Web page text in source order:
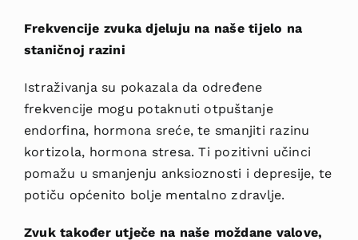
Frekvencije zvuka djeluju na naše tijelo na
staničnoj razini
Istraživanja su pokazala da određene
frekvencije mogu potaknuti otpuštanje
endorfina, hormona sreće, te smanjiti razinu
kortizola, hormona stresa. Ti pozitivni učinci
pomažu u smanjenju anksioznosti i depresije, te
potiču općenito bolje mentalno zdravlje.
Zvuk također utječe na naše moždane valove,